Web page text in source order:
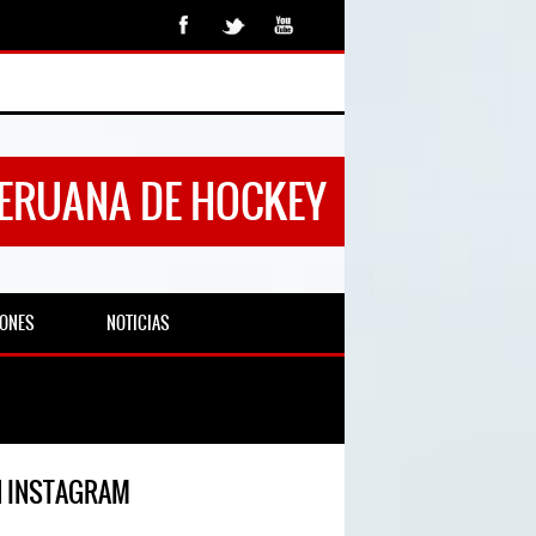
DE HOCKEY
NOTICIAS
INSTAGRAM